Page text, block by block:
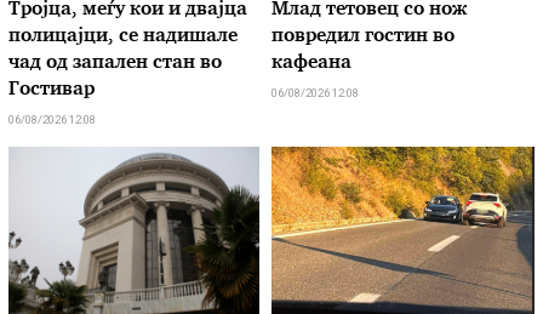
Тројца, меѓу кои и двајца
полицајци, се надишале
чад од запален стан во
Гостивар
06/08/2026 12:08
Млад тетовец со нож
повредил гостин во
кафеана
06/08/2026 12:08